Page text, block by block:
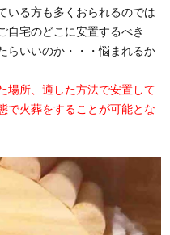
いる方も多くおられるのでは
自宅のどこに安置するべき
らいいのか・・・悩まれるか
場所、適した方法で安置して
で火葬をすることが可能とな